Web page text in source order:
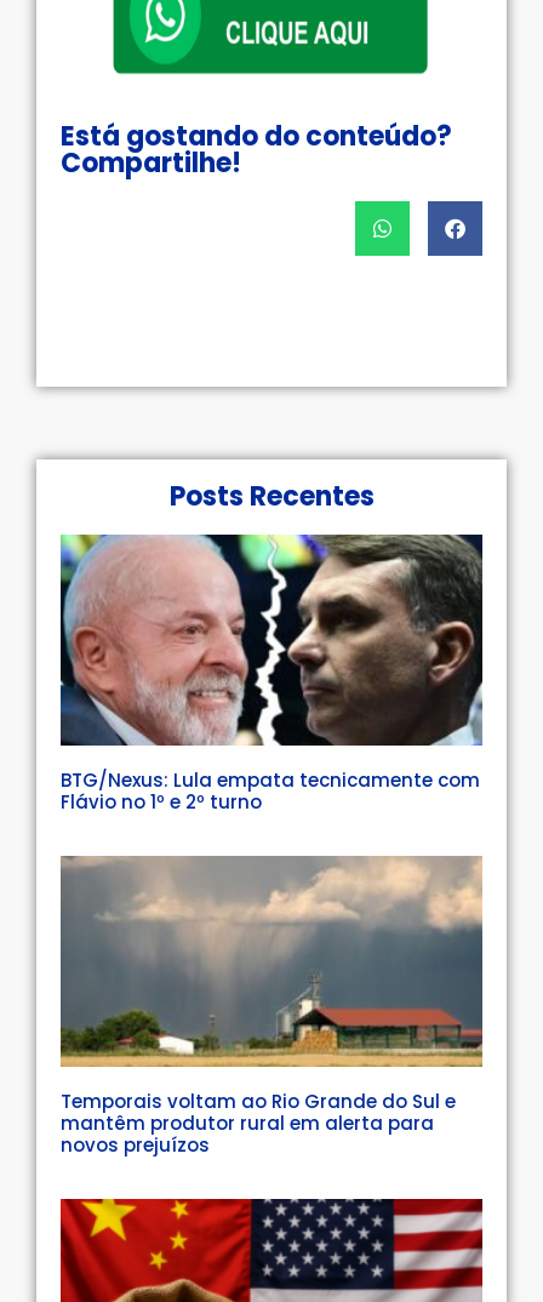
Está gostando do conteúdo?
Compartilhe!
Posts Recentes
BTG/Nexus: Lula empata tecnicamente com
Flávio no 1º e 2º turno
Temporais voltam ao Rio Grande do Sul e
mantêm produtor rural em alerta para
novos prejuízos